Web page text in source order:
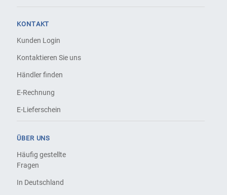
KONTAKT
Kunden Login
Kontaktieren Sie uns
Händler finden
E-Rechnung
E-Lieferschein
ÜBER UNS
Häufig gestellte
Fragen
In Deutschland